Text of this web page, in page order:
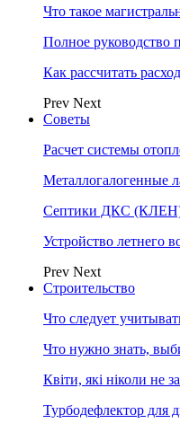
Что такое
Полное руководство
Как рассчитать
Prev Next
Советы
Расчет системы
Металлогалогенные
Септики ДКС (КЛЕН):
Устройство летнего
Prev Next
Строительство
Что следует
Что нужно знать,
Квіти, які ніколи не
Турбодефлектор для